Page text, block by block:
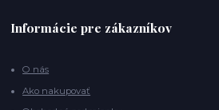
Informácie pre zákazníkov
O nás
Ako nakupovať